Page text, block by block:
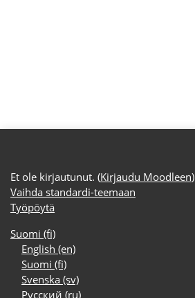
Et ole kirjautunut. (Kirjaudu Moodleen)
Vaihda standardi-teemaan
Työpöytä
Suomi ‎(fi)‎
English ‎(en)‎
Suomi ‎(fi)‎
Svenska ‎(sv)‎
Русский ‎(ru)‎